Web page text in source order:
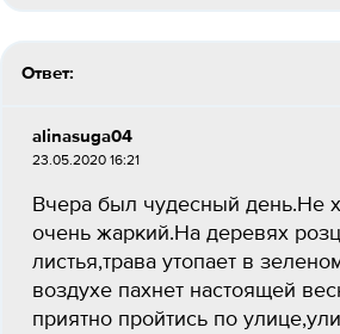
Ответ:
alinasuga04
23.05.2020 16:21
Вчера был чудесный день.Не
очень жаркий.На деревях
листья,трава утопает в
воздухе пахнет настоящей
приятно пройтись по